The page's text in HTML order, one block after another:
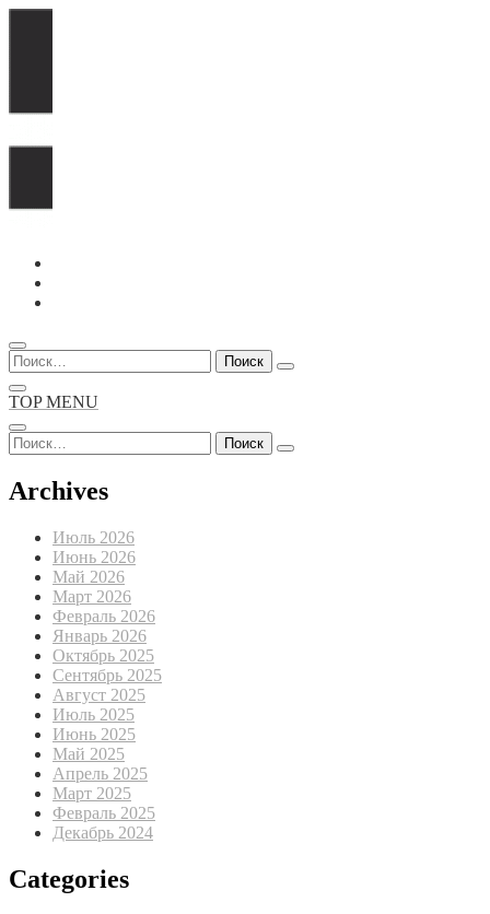
Перейти
содержимому
Найти:
TOP MENU
Найти:
Archives
Июль 2026
Июнь 2026
Май 2026
Март 2026
Февраль 2026
Январь 2026
Октябрь 2025
Сентябрь 2025
Август 2025
Июль 2025
Июнь 2025
Май 2025
Апрель 2025
Март 2025
Февраль 2025
Декабрь 2024
Categories